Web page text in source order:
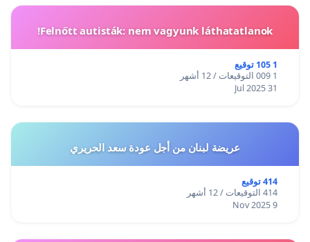
Felnőtt autisták: nem vagyunk láthatatlanok!
1 105 توقيع
1 009 التوقيعات / 12 أشهر
31 Jul 2025
عريضة لبنان من أجل عودة سعد الحريري
414 توقيع
414 التوقيعات / 12 أشهر
9 Nov 2025